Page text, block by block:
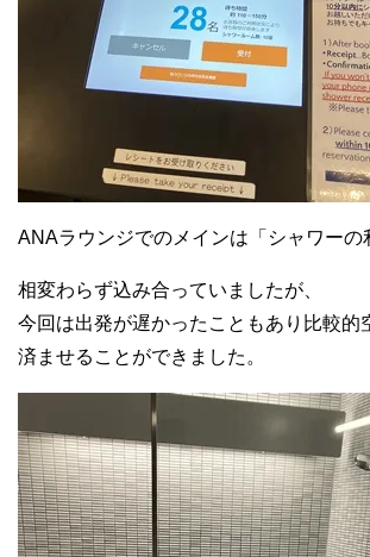
ANAラウンジでのメインは「シャワーの
相変わらず込み合っていましたが、
今回は出発が遅かったこともあり比較的
済ませることができました。